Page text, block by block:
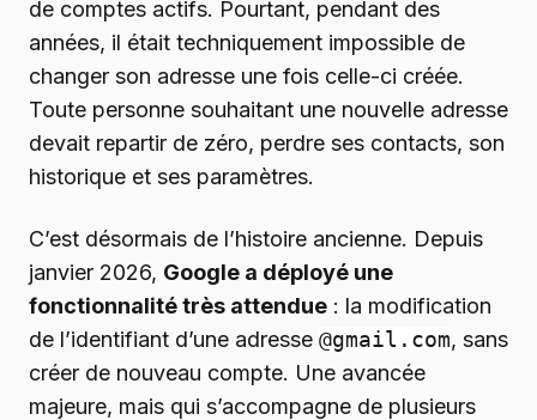
de comptes actifs. Pourtant, pendant des
années, il était techniquement impossible de
changer son adresse une fois celle-ci créée.
Toute personne souhaitant une nouvelle adresse
devait repartir de zéro, perdre ses contacts, son
historique et ses paramètres.
C’est désormais de l’histoire ancienne. Depuis
janvier 2026, Google a déployé une
fonctionnalité très attendue : la modification
de l’identifiant d’une adresse @gmail.com, sans
créer de nouveau compte. Une avancée
majeure, mais qui s’accompagne de plusieurs